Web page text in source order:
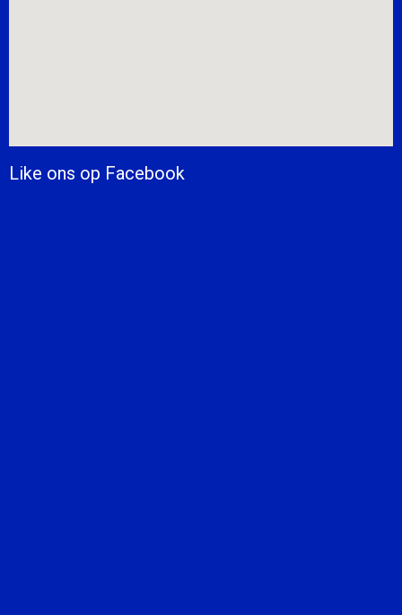
Like ons op Facebook